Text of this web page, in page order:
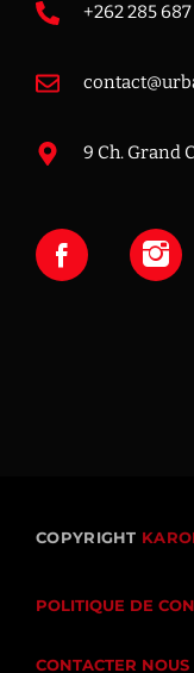
+262 285 687
9 Ch. Grand
COPYRIGHT
CONTACTER NOUS